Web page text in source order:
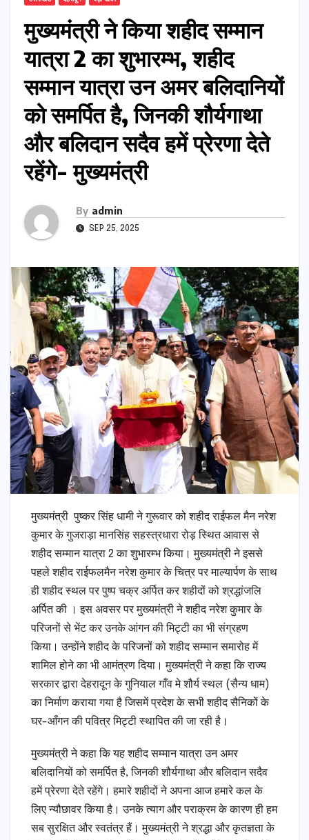
मुख्यमंत्री ने किया शहीद सम्मान
यात्रा 2 का शुभारम्भ, शहीद
सम्मान यात्रा उन अमर बलिदानियों
को समर्पित है, जिनकी शौर्यगाथा
और बलिदान सदैव हमें प्रेरणा देते
रहेंगे- मुख्यमंत्री
By admin
SEP 25, 2025
मुख्यमंत्री पुष्कर सिंह धामी ने गुरूवार को शहीद राईफल मैन नरेश
कुमार के गुजराड़ा मानसिंह सहस्त्रधारा रोड़ स्थित आवास से
शहीद सम्मान यात्रा 2 का शुभारम्भ किया। मुख्यमंत्री ने इससे
पहले शहीद राईफलमैन नरेश कुमार के चित्र पर माल्यार्पण के साथ
ही शहीद स्थल पर पुष्प चक्र अर्पित कर शहीदों को श्रद्धांजलि
अर्पित की । इस अवसर पर मुख्यमंत्री ने शहीद नरेश कुमार के
परिजनों से भेंट कर उनके आंगन की मिट्टी का भी संग्रहण
किया। उन्होंने शहीद के परिजनों को शहीद सम्मान समारोह में
शामिल होने का भी आमंत्रण दिया। मुख्यमंत्री ने कहा कि राज्य
सरकार द्वारा देहरादून के गुनियाल गाँव मे शौर्य स्थल (सैन्य धाम)
का निर्माण कराया गया है जिसमें प्रदेश के सभी शहीद सैनिकों के
घर-आँगन की पवित्र मिट्टी स्थापित की जा रही है।
मुख्यमंत्री ने कहा कि यह शहीद सम्मान यात्रा उन अमर
बलिदानियों को समर्पित है, जिनकी शौर्यगाथा और बलिदान सदैव
हमें प्रेरणा देते रहेंगे। हमारे शहीदों ने अपना आज हमारे कल के
लिए न्यौछावर किया है। उनके त्याग और पराक्रम के कारण ही हम
सब सुरक्षित और स्वतंत्र हैं। मुख्यमंत्री ने श्रद्धा और कृतज्ञता के